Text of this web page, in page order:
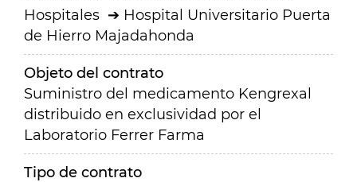
Hospitales
Hospital Universitario Puerta
de Hierro Majadahonda
Objeto del contrato
Suministro del medicamento Kengrexal
distribuido en exclusividad por el
Laboratorio Ferrer Farma
Tipo de contrato